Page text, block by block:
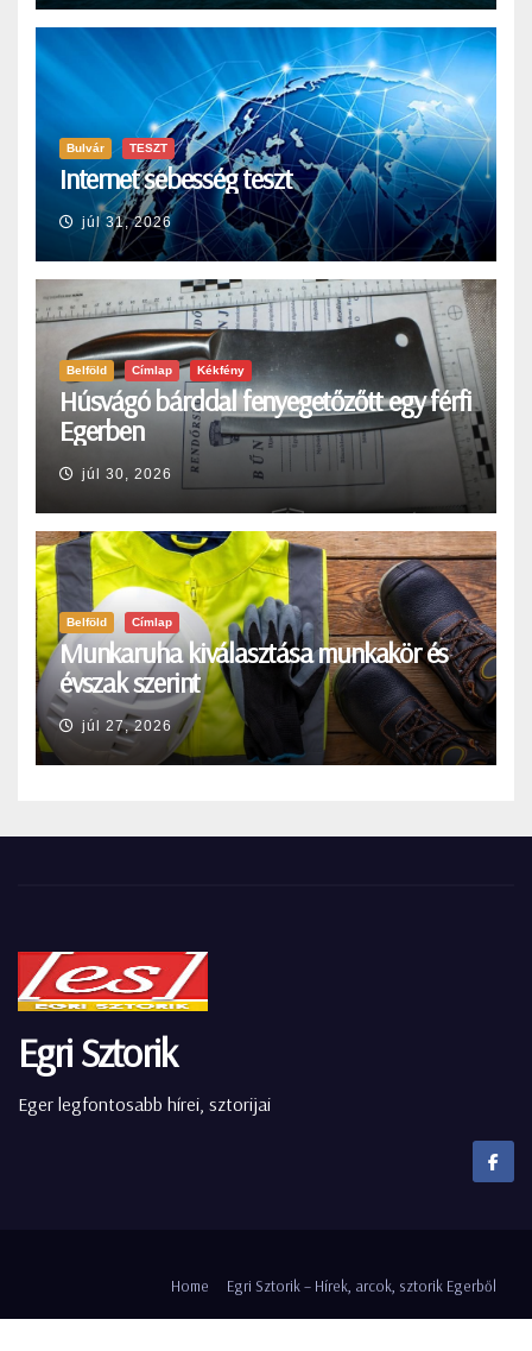
Bulvár TESZT
Internet sebesség teszt
júl 31, 2026
Belföld Címlap Kékfény
Húsvágó bárddal fenyegetőzőtt egy férfi
Egerben
júl 30, 2026
Belföld Címlap
Munkaruha kiválasztása munkakör és
évszak szerint
júl 27, 2026
Egri Sztorik
Eger legfontosabb hírei, sztorijai
Home Egri Sztorik – Hírek, arcok, sztorik Egerből